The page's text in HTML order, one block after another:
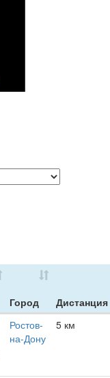
Город
Дистанция
Ростов-
на-Дону
5 км